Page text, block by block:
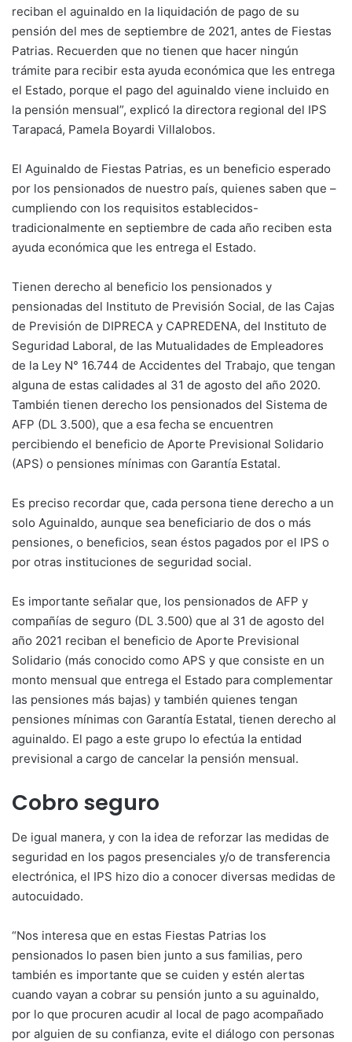
reciban el aguinaldo en la liquidación de pago de su
pensión del mes de septiembre de 2021, antes de Fiestas
Patrias. Recuerden que no tienen que hacer ningún
trámite para recibir esta ayuda económica que les entrega
el Estado, porque el pago del aguinaldo viene incluido en
la pensión mensual”, explicó la directora regional del IPS
Tarapacá, Pamela Boyardi Villalobos.
El Aguinaldo de Fiestas Patrias, es un beneficio esperado
por los pensionados de nuestro país, quienes saben que –
cumpliendo con los requisitos establecidos-
tradicionalmente en septiembre de cada año reciben esta
ayuda económica que les entrega el Estado.
Tienen derecho al beneficio los pensionados y
pensionadas del Instituto de Previsión Social, de las Cajas
de Previsión de DIPRECA y CAPREDENA, del Instituto de
Seguridad Laboral, de las Mutualidades de Empleadores
de la Ley N° 16.744 de Accidentes del Trabajo, que tengan
alguna de estas calidades al 31 de agosto del año 2020.
También tienen derecho los pensionados del Sistema de
AFP (DL 3.500), que a esa fecha se encuentren
percibiendo el beneficio de Aporte Previsional Solidario
(APS) o pensiones mínimas con Garantía Estatal.
Es preciso recordar que, cada persona tiene derecho a un
solo Aguinaldo, aunque sea beneficiario de dos o más
pensiones, o beneficios, sean éstos pagados por el IPS o
por otras instituciones de seguridad social.
Es importante señalar que, los pensionados de AFP y
compañías de seguro (DL 3.500) que al 31 de agosto del
año 2021 reciban el beneficio de Aporte Previsional
Solidario (más conocido como APS y que consiste en un
monto mensual que entrega el Estado para complementar
las pensiones más bajas) y también quienes tengan
pensiones mínimas con Garantía Estatal, tienen derecho al
aguinaldo. El pago a este grupo lo efectúa la entidad
previsional a cargo de cancelar la pensión mensual.
Cobro seguro
De igual manera, y con la idea de reforzar las medidas de
seguridad en los pagos presenciales y/o de transferencia
electrónica, el IPS hizo dio a conocer diversas medidas de
autocuidado.
“Nos interesa que en estas Fiestas Patrias los
pensionados lo pasen bien junto a sus familias, pero
también es importante que se cuiden y estén alertas
cuando vayan a cobrar su pensión junto a su aguinaldo,
por lo que procuren acudir al local de pago acompañado
por alguien de su confianza, evite el diálogo con personas